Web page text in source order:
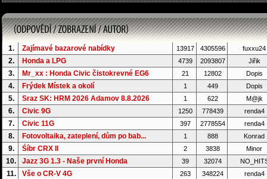
1. Zajímavé bazarové nabídky 13917 4305596 fuxxu24
2. Honda a LPG 4739 2093807 Jiřik
3. Mr_xx : Honda Civic čistokrevné EG6 21 12802 Dopis
4. Frýdek Místek a okolí 1 449 Dopis
5. Sraz SK: HRM 2026 Adamov 8.8.2026 1 622 M@jk
6. Civic 9G 1250 778439 renda4
7. Civic 11G 397 2778554 renda4
8. Fotovoltaika, zateplení, dům po bab... 1 888 Konrad
9. Śíbr CRX II 2 3838 Minor
10. Jazz 3G 1.3 - Naše první Honda 39 32074
11. Vše o CR-V 4G 263 348224 renda4